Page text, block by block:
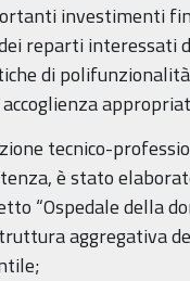
investimenti
reparti interessati
di
tecnico-
è stato
“Ospedale della
aggregativa